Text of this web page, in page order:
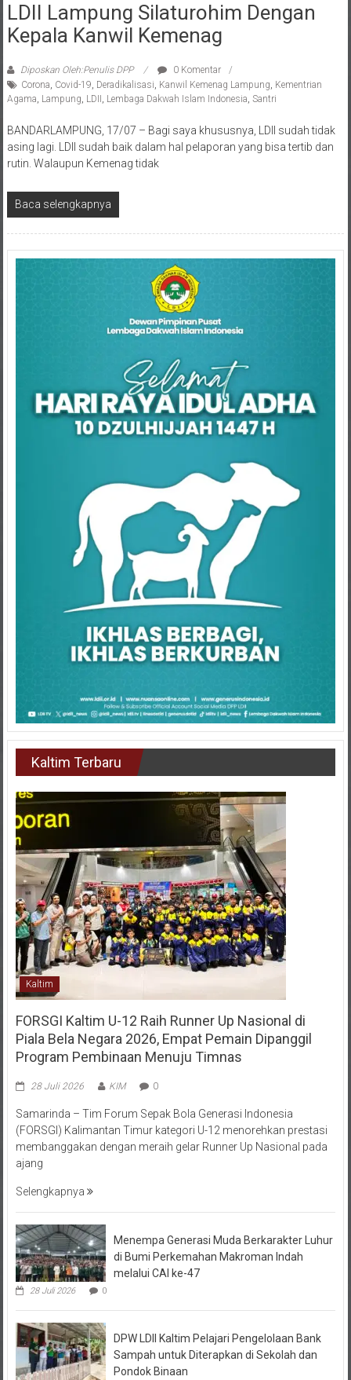
LDII Lampung Silaturohim Dengan
Kepala Kanwil Kemenag
Diposkan Oleh:Penulis DPP
0 Komentar
Corona, Covid-19, Deradikalisasi, Kanwil Kemenag Lampung, Kementrian
Agama, Lampung, LDII , Lembaga Dakwah Islam Indonesia, Santri
BANDARLAMPUNG, 17/07 – Bagi saya khususnya, LDII sudah tidak
asing lagi. LDII sudah baik dalam hal pelaporan yang bisa tertib dan
rutin. Walaupun Kemenag tidak
Baca selengkapnya
Kaltim Terbaru
Kaltim
FORSGI Kaltim U-12 Raih Runner Up Nasional di
Piala Bela Negara 2026, Empat Pemain Dipanggil
Program Pembinaan Menuju Timnas
28 Juli 2026 KIM 0
Samarinda – Tim Forum Sepak Bola Generasi Indonesia
(FORSGI) Kalimantan Timur kategori U-12 menorehkan prestasi
membanggakan dengan meraih gelar Runner Up Nasional pada
ajang
Selengkapnya
Menempa Generasi Muda Berkarakter Luhur
di Bumi Perkemahan Makroman Indah
melalui CAI ke-47
28 Juli 2026 0
DPW LDII Kaltim Pelajari Pengelolaan Bank
Sampah untuk Diterapkan di Sekolah dan
Pondok Binaan